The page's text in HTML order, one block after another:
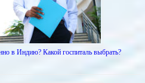
в Индию? Какой госпиталь выбрать?